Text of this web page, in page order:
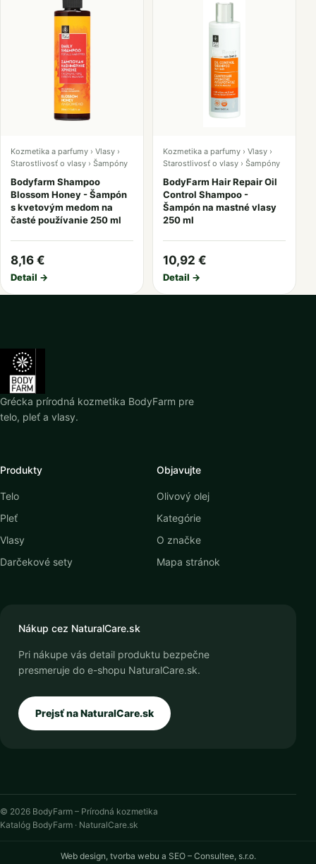
Kozmetika a parfumy › Vlasy ›
Starostlivosť o vlasy › Šampóny
Bodyfarm Shampoo
Blossom Ηoney - Šampón
s kvetovým medom na
časté používanie 250 ml
8,16 €
Detail →
Kozmetika a parfumy › Vlasy ›
Starostlivosť o vlasy › Šampóny
BodyFarm Hair Repair Oil
Control Shampoo -
Šampón na mastné vlasy
250 ml
10,92 €
Detail →
Grécka prírodná kozmetika BodyFarm pre
telo, pleť a vlasy.
Produkty
Telo
Pleť
Vlasy
Darčekové sety
Objavujte
Olivový olej
Kategórie
O značke
Mapa stránok
Nákup cez NaturalCare.sk
Pri nákupe vás detail produktu bezpečne
presmeruje do e-shopu NaturalCare.sk.
Prejsť na NaturalCare.sk
© 2026 BodyFarm – Prírodná kozmetika
Katalóg BodyFarm · NaturalCare.sk
Web design, tvorba webu a SEO – Consultee, s.r.o.